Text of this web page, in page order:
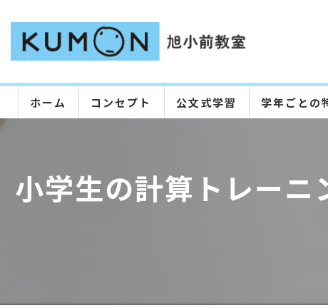
ホーム コンセプト 公文式学習 学年ごとの
小学生の計算トレー